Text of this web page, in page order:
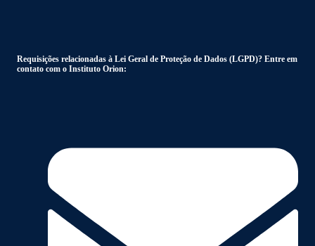
Requisições relacionadas à Lei Geral de Proteção de Dados (LGPD)? Entre em
contato com o Instituto Orion: